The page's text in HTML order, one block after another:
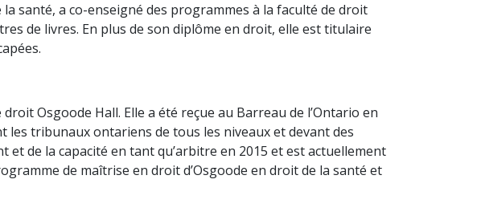
santé, a co-enseigné des programmes à la faculté de droit
de livres. En plus de son diplôme en droit, elle est titulaire
Osgoode Hall. Elle a été reçue au Barreau de l’Ontario en
les tribunaux ontariens de tous les niveaux et devant des
de la capacité en tant qu’arbitre en 2015 et est actuellement
de maîtrise en droit d’Osgoode en droit de la santé et